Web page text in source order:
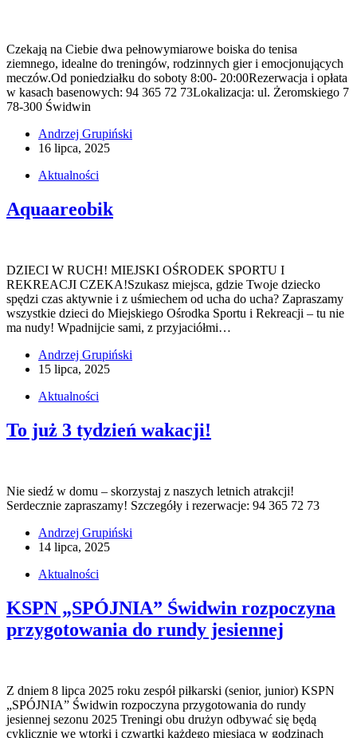
Czekają na Ciebie dwa pełnowymiarowe boiska do tenisa
ziemnego, idealne do treningów, rodzinnych gier i emocjonujących
meczów.Od poniedziałku do soboty 8:00- 20:00Rezerwacja i opłata
w kasach basenowych: 94 365 72 73Lokalizacja: ul. Żeromskiego 7
78-300 Świdwin
Andrzej Grupiński
16 lipca, 2025
Aktualności
Aquaareobik
DZIECI W RUCH! MIEJSKI OŚRODEK SPORTU I
REKREACJI CZEKA!Szukasz miejsca, gdzie Twoje dziecko
spędzi czas aktywnie i z uśmiechem od ucha do ucha? Zapraszamy
wszystkie dzieci do Miejskiego Ośrodka Sportu i Rekreacji – tu nie
ma nudy! Wpadnijcie sami, z przyjaciółmi…
Andrzej Grupiński
15 lipca, 2025
Aktualności
To już 3 tydzień wakacji!
Nie siedź w domu – skorzystaj z naszych letnich atrakcji!
Serdecznie zapraszamy! Szczegóły i rezerwacje: 94 365 72 73
Andrzej Grupiński
14 lipca, 2025
Aktualności
KSPN „SPÓJNIA” Świdwin rozpoczyna
przygotowania do rundy jesiennej
Z dniem 8 lipca 2025 roku zespół piłkarski (senior, junior) KSPN
„SPÓJNIA” Świdwin rozpoczyna przygotowania do rundy
jesiennej sezonu 2025 Treningi obu drużyn odbywać się będą
cyklicznie we wtorki i czwartki każdego miesiąca w godzinach